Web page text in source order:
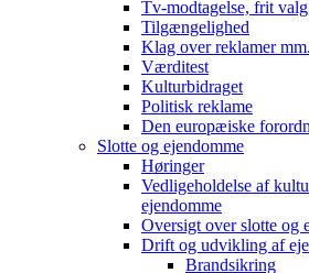
Tv-modtagelse, frit
Tilgængelighed
Klag over reklamer mm.
Værditest
Kulturbidraget
Politisk reklame
Den europæiske
Slotte og ejendomme
Høringer
Vedligeholdelse af
ejendomme
Oversigt over slotte og
Drift og udvikling af
Brandsikring